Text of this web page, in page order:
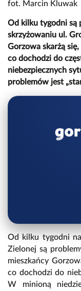
fot. Marcin Kluwak
Od kilku tygodni są
skrzyżowaniu ul.
Gorzowa skarżą się,
co dochodzi do
niebezpiecznych
problemów jest
Od kilku tygodni
Zielonej są
mieszkańcy
co dochodzi do
W minioną